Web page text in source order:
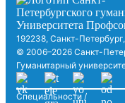
192238, Санкт-
© 2006–2026 Санкт-
Гуманитарный
Специальности /